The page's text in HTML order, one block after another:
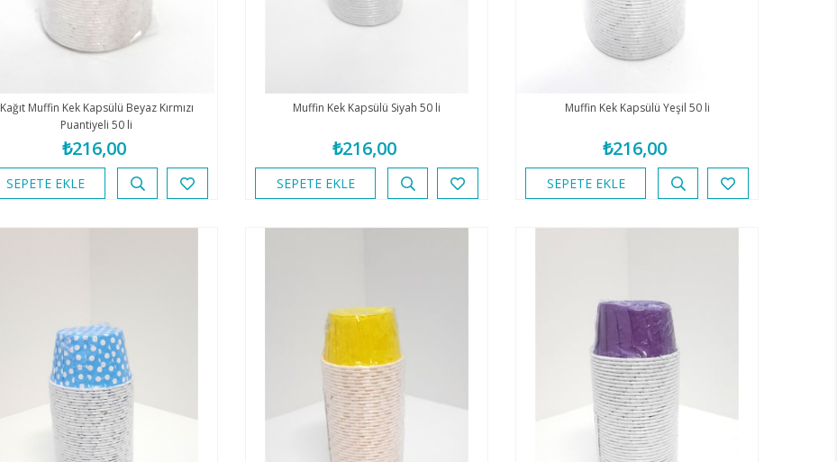
Kağıt Muffin Kek Kapsülü Beyaz Kırmızı
Puantiyeli 50 li
₺216,00
SEPETE EKLE
Muffin Kek Kapsülü Siyah 50 li
₺216,00
SEPETE EKLE
Muffin Kek Kapsülü Yeşil 50 li
₺216,00
SEPETE EKLE